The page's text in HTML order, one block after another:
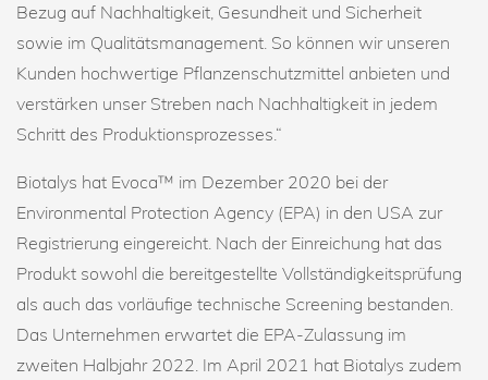
Bezug auf Nachhaltigkeit, Gesundheit und Sicherheit
sowie im Qualitätsmanagement. So können wir unseren
Kunden hochwertige Pflanzenschutzmittel anbieten und
verstärken unser Streben nach Nachhaltigkeit in jedem
Schritt des Produktionsprozesses.“
Biotalys hat Evoca™ im Dezember 2020 bei der
Environmental Protection Agency (EPA) in den USA zur
Registrierung eingereicht. Nach der Einreichung hat das
Produkt sowohl die bereitgestellte Vollständigkeitsprüfung
als auch das vorläufige technische Screening bestanden.
Das Unternehmen erwartet die EPA-Zulassung im
zweiten Halbjahr 2022. Im April 2021 hat Biotalys zudem